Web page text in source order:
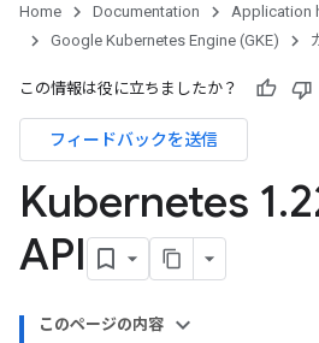
Home Documentation
Application
Google Kubernetes Engine (GKE)
この情報は役に立ちましたか？
フィードバックを送信
Kubernetes 1.
API
このページの内容